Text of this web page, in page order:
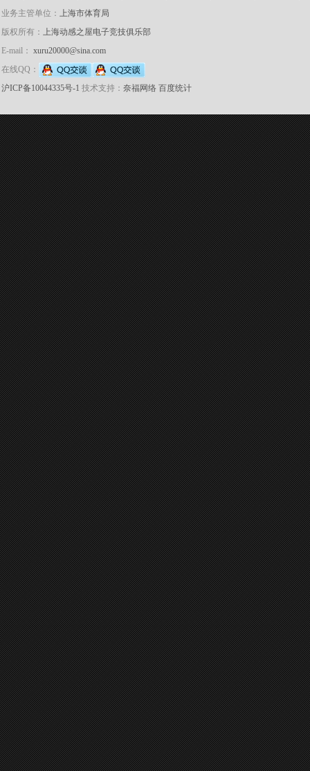
业务主管单位： 上海市体育局
版权所有： 上海动感之屋电子竞技俱乐部
E-mail： xuru20000@sina.com
在线QQ：
沪ICP备10044335号-1 技术支持： 奈福网络 百度统计